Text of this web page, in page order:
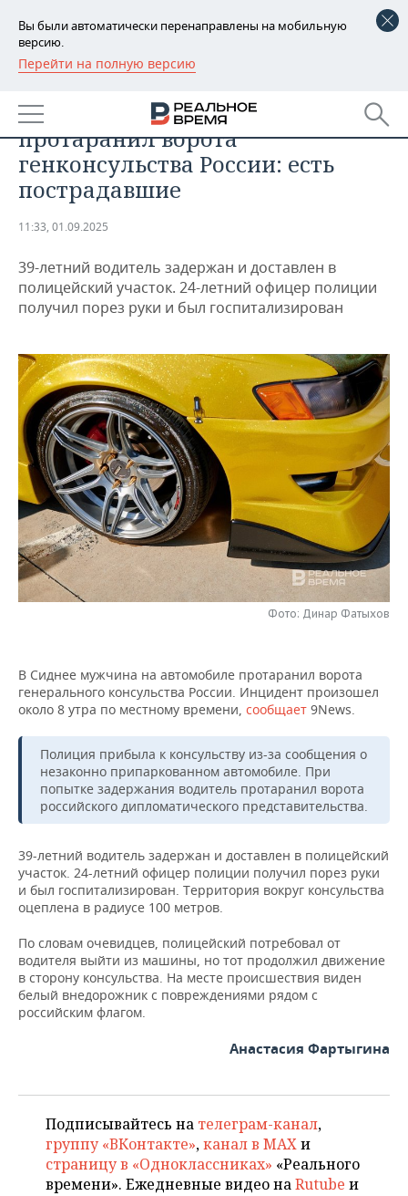
Вы были автоматически перенаправлены на мобильную
версию.
Перейти на полную версию
РЕГИОНЫ
БАШКОРТОСТАН
ТАТАРСТАН
УДМУРТИЯ
НОВОСТИ
АНАЛИТИКА
НОВОСТИ АНАЛИТИКИ
ДЕКЛАРАЦИИ О ДОХОДАХ
КОРОЛИ ГОСЗАКАЗА ПФО
ВУЗЫ ТАТАРСТАНА
КОМУ ПРИНАДЛЕЖАТ
ТОРГОВЫЕ ЦЕНТРЫ
ТАТАРСТАНА
ЭКОНОМИКА
НОВОСТИ ЭКОНОМИКИ
ФИНАНСЫ
БАНКИ
БЮДЖЕТ
ИНВЕСТИЦИИ
ПРОМЫШЛЕННОСТЬ
НОВОСТИ
ПРОМЫШЛЕННОСТИ
МАШИНОСТРОЕНИЕ
НЕФТЕХИМИЯ
НЕФТЬ
ОПК
ЭНЕРГЕТИКА
НЕДВИЖИМОСТЬ
НОВОСТИ НЕДВИЖИМОСТИ
АВТО
НОВОСТИ АВТО
БИЗНЕС
НОВОСТИ БИЗНЕСА
РОЗНИЧНАЯ ТОРГОВЛЯ
ТРАНСПОРТ
УСЛУГИ
ТЕХНОЛОГИИ
НОВОСТИ ТЕХНОЛОГИЙ
IT
МЕДИА
ТЕЛЕКОММУНИКАЦИИ
МЕРОПРИЯТИЯ
НОВОСТИ МЕРОПРИЯТИЙ
ВЫЕЗДНАЯ РЕДАКЦИЯ
БИЗНЕС-БРАНЧИ
СПОРТ
НОВОСТИ СПОРТА
ФУТБОЛ
ВОЛЕЙБОЛ
КИБЕРСПОРТ
ФИГУРНОЕ КАТАНИЕ
ВОДНЫЕ ВИДЫ СПОРТА
ХОККЕЙ С МЯЧОМ
ОБЩЕСТВО
НОВОСТИ ОБЩЕСТВА
ИСТОРИЯ
КУЛЬТУРА
МЕДИЦИНА
ОБРАЗОВАНИЕ
ПРОИСШЕСТВИЯ
ФОТОГАЛЕРЕЯ
СПИСОК ПЕРСОН
СПИСОК КОМПАНИЙ
ПОЛНАЯ ВЕРСИЯ
В Сиднее автомобиль
протаранил ворота
генконсульства России: есть
пострадавшие
11:33, 01.09.2025
39-летний водитель задержан и доставлен в
полицейский участок. 24-летний офицер полиции
получил порез руки и был госпитализирован
Фото: Динар Фатыхов
В Сиднее мужчина на автомобиле протаранил ворота
генерального консульства России. Инцидент произошел
около 8 утра по местному времени, сообщает 9News.
Полиция прибыла к консульству из-за сообщения о
незаконно припаркованном автомобиле. При
попытке задержания водитель протаранил ворота
российского дипломатического представительства.
39-летний водитель задержан и доставлен в полицейский
участок. 24-летний офицер полиции получил порез руки
и был госпитализирован. Территория вокруг консульства
оцеплена в радиусе 100 метров.
По словам очевидцев, полицейский потребовал от
водителя выйти из машины, но тот продолжил движение
в сторону консульства. На месте происшествия виден
белый внедорожник с повреждениями рядом с
российским флагом.
Анастасия Фартыгина
Подписывайтесь на телеграм-канал,
группу «ВКонтакте»,канал в MAXи
страницу в «Одноклассниках» «Реального
времени». Ежедневные видео наRutube и